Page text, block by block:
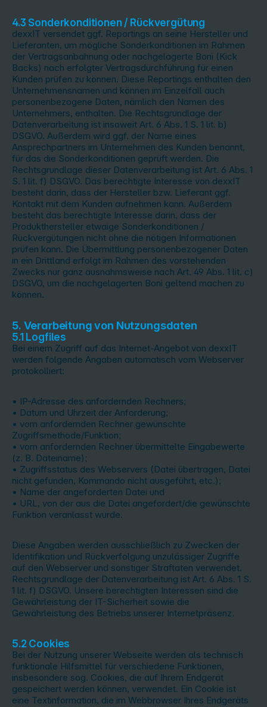
4.3 Sonderkonditionen / Rückvergütung
dexxIT versendet ggf. Reportings an seine Hersteller und
Lieferanten, um mögliche Sonderkonditionen im Rahmen
der Vertragsanbahnung oder nachgelagerte Boni (Kick
Backs) nach erfolgter Vertragsdurchführung für einen
Kunden prüfen zu können. Diese Reportings enthalten den
Unternehmensnamen und können im Einzelfall auch
personenbezogene Daten, nämlich den Namen des
Unternehmers, enthalten. Die Rechtsgrundlage der
Datenverarbeitung ist insoweit Art. 6 Abs. 1 S. 1 lit. b)
DSGVO. Außerdem wird ggf. der Name eines
Ansprechpartners im Unternehmen des Kunden benannt,
für das die Sonderkonditionen geprüft werden. Die
Rechtsgrundlage dieser Datenverarbeitung ist Art. 6 Abs. 1
S. 1 lit. f) DSGVO. Das berechtigte Interesse von dexxIT
besteht darin, dass der Hersteller bzw. Lieferant ggf.
Kontakt mit dem Kunden aufnehmen kann. Außerdem
besteht das berechtigte Interesse darin, dass der
Produkthersteller etwaige Sonderkonditionen /
Rückvergütungen nicht ohne die nötigen Informationen
prüfen kann. Die Übermittlung personenbezogener Daten
in ein Drittland erfolgt im Rahmen des vorstehenden
Zwecks nur ganz ausnahmsweise nach Art. 49 Abs. 1 lit. c)
DSGVO, um die nachgelagerten Boni geltend machen zu
können.
5. Verarbeitung von Nutzungsdaten
5.1 Logfiles
Bei einem Zugriff auf das Internet-Angebot von dexxIT
werden folgende Angaben automatisch vom Webserver
protokolliert:
• IP-Adresse des anfordernden Rechners;
• Datum und Uhrzeit der Anforderung;
• vom anfordernden Rechner gewünschte
Zugriffsmethode/Funktion;
• vom anfordernden Rechner übermittelte Eingabewerte
(z. B. Dateiname);
• Zugriffsstatus des Webservers (Datei übertragen, Datei
nicht gefunden, Kommando nicht ausgeführt, etc.);
• Name der angeforderten Datei und
• URL, von der aus die Datei angefordert/die gewünschte
Funktion veranlasst wurde.
Diese Angaben werden ausschließlich zu Zwecken der
Identifikation und Rückverfolgung unzulässiger Zugriffe
auf den Webserver und sonstiger Straftaten verwendet.
Rechtsgrundlage der Datenverarbeitung ist Art. 6 Abs. 1 S.
1 lit. f) DSGVO. Unsere berechtigten Interessen sind die
Gewährleistung der IT-Sicherheit sowie die
Gewährleistung des Betriebs unserer Internetpräsenz.
5.2 Cookies
Bei der Nutzung unserer Webseite werden als technisch
funktionale Hilfsmittel für verschiedene Funktionen,
insbesondere sog. Cookies, die auf Ihrem Endgerät
gespeichert werden können, verwendet. Ein Cookie ist
eine Textinformation, die im Webbrowser Ihres Endgeräts